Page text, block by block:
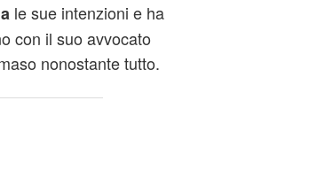
le sue intenzioni e ha
con il suo avvocato
nonostante tutto.